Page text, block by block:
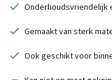
Onderhoudsvriendelijk
Gemaakt van sterk
Ook geschikt voor